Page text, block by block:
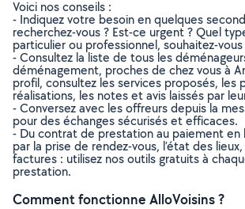
Voici nos conseils :
- Indiquez votre besoin en quelques
recherchez-vous ? Est-ce urgent ? Quel
particulier ou professionnel, souhaitez-vous
- Consultez la liste de tous les
déménagement, proches de chez vous à
profil, consultez les services proposés, les
réalisations, les notes et avis laissés par
- Conversez avec les offreurs depuis la
pour des échanges sécurisés et efficaces.
- Du contrat de prestation au paiement en
par la prise de rendez-vous, l’état des
factures : utilisez nos outils gratuits à
prestation.
Comment fonctionne AlloVoisins ?